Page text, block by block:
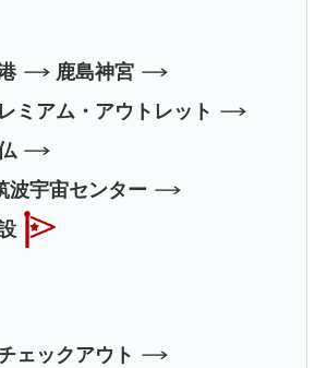
鹿島神宮
ミアム・アウトレット
波宇宙センター
ェックアウト